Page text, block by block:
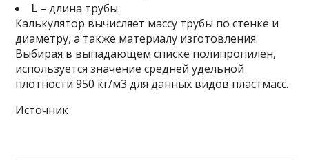
L – длина трубы.
Калькулятор вычисляет массу трубы по стенке и
диаметру, а также материалу изготовления.
Выбирая в выпадающем списке полипропилен,
используется значение средней удельной
плотности 950 кг/м3 для данных видов пластмасс.
Источник